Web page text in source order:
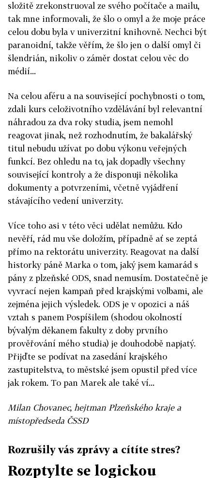
složitě zrekonstruoval ze svého počítače a mailu,
tak mne informovali, že šlo o omyl a že moje práce
celou dobu byla v univerzitní knihovně. Nechci být
paranoidní, takže věřím, že šlo jen o další omyl či
šlendrián, nikoliv o záměr dostat celou věc do
médií...
Na celou aféru a na související pochybnosti o tom,
zdali kurs celoživotního vzdělávání byl relevantní
náhradou za dva roky studia, jsem nemohl
reagovat jinak, než rozhodnutím, že bakalářský
titul nebudu užívat po dobu výkonu veřejných
funkcí. Bez ohledu na to, jak dopadly všechny
související kontroly a že disponuji několika
dokumenty a potvrzeními, včetně vyjádření
stávajícího vedení univerzity.
Více toho asi v této věci udělat nemůžu. Kdo
nevěří, rád mu vše doložím, případně ať se zeptá
přímo na rektorátu univerzity. Reagovat na další
historky páně Marka o tom, jaký jsem kamarád s
pány z plzeňské ODS, snad nemusím. Dostatečně je
vyvrací nejen kampaň před krajskými volbami, ale
zejména jejich výsledek. ODS je v opozici a náš
vztah s panem Pospíšilem (shodou okolností
bývalým děkanem fakulty z doby prvního
prověřování mého studia) je douhodobě napjatý.
Přijďte se podívat na zasedání krajského
zastupitelstva, to městské jsem opustil před více
jak rokem. To pan Marek ale také ví...
Milan Chovanec, hejtman Plzeňského kraje a
místopředseda ČSSD
Rozrušily vás zprávy a cítíte stres?
Rozptylte se logickou